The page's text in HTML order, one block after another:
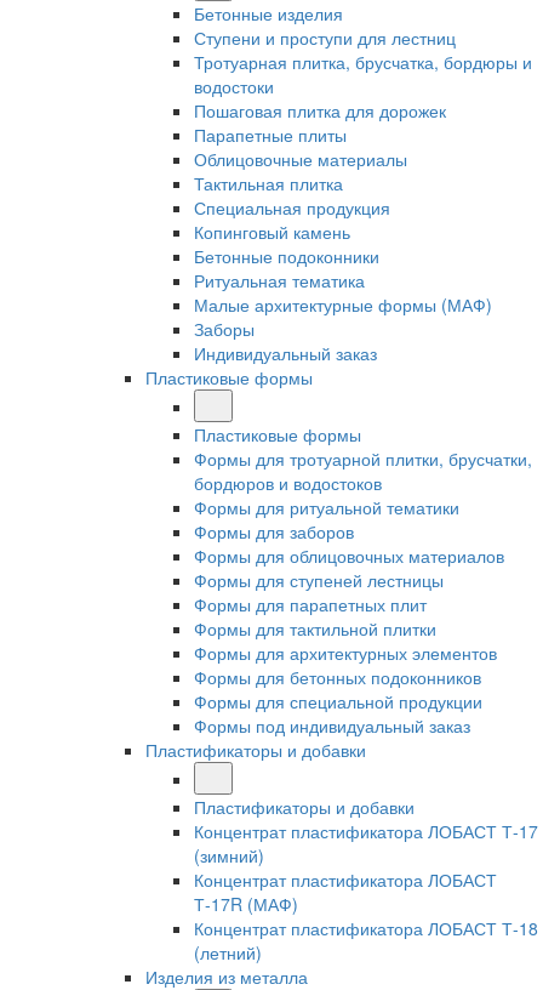
Бетонные изделия
Ступени и проступи для лестниц
Тротуарная плитка, брусчатка, бордюры и
водостоки
Пошаговая плитка для дорожек
Парапетные плиты
Облицовочные материалы
Тактильная плитка
Специальная продукция
Копинговый камень
Бетонные подоконники
Ритуальная тематика
Малые архитектурные формы (МАФ)
Заборы
Индивидуальный заказ
Пластиковые формы
Пластиковые формы
Формы для тротуарной плитки, брусчатки,
бордюров и водостоков
Формы для ритуальной тематики
Формы для заборов
Формы для облицовочных материалов
Формы для ступеней лестницы
Формы для парапетных плит
Формы для тактильной плитки
Формы для архитектурных элементов
Формы для бетонных подоконников
Формы для специальной продукции
Формы под индивидуальный заказ
Пластификаторы и добавки
Пластификаторы и добавки
Концентрат пластификатора ЛОБАСТ Т-17
(зимний)
Концентрат пластификатора ЛОБАСТ
Т-17R (МАФ)
Концентрат пластификатора ЛОБАСТ Т-18
(летний)
Изделия из металла